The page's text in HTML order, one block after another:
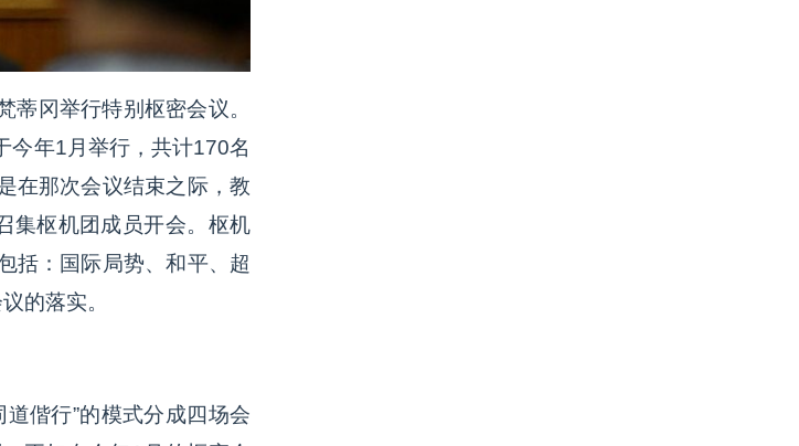
冈举行特别枢密会议。
今年1月举行，共计170名
在那次会议结束之际，教
集枢机团成员开会。枢机
括：国际局势、和平、超
的落实。
偕行”的模式分成四场会